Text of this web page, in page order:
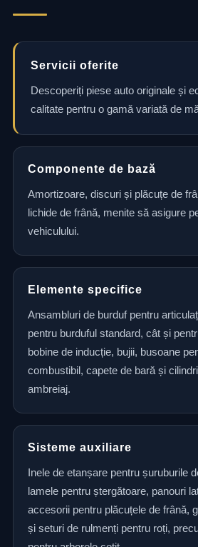
Servicii oferite
Descoperiți piese auto originale și
calitate pentru o gamă variată de
Componente de bază
Amortizoare, discuri și plăcuțe de
lichide de frână, menite să asigure
vehiculului.
Elemente specifice
Ansambluri de burduf pentru
pentru burduful standard, cât și
bobine de inducție, bujii, busoane
combustibil, capete de bară și
ambreiaj.
Sisteme auxiliare
Inele de etanșare pentru șuruburile
lamele pentru ștergătoare, panouri
accesorii pentru plăcuțele de frână,
și seturi de rulmenți pentru roți,